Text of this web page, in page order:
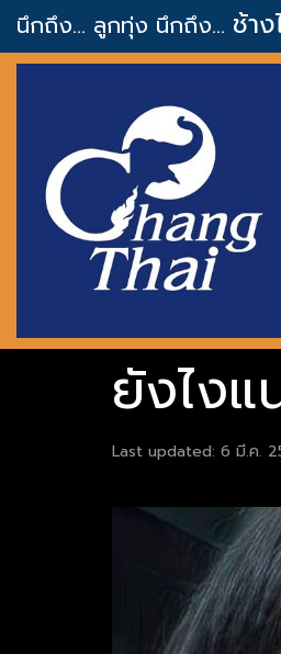
นึกถึง... ลูกทุ่ง นึกถึง... ช้า
ยังไง
Last updated: 6 มี.ค.